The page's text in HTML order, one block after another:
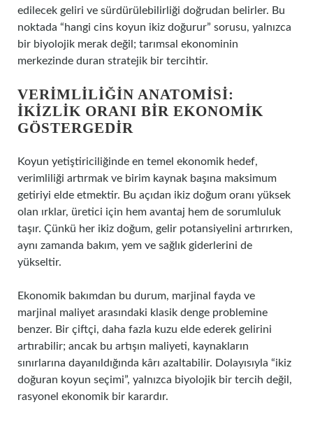
edilecek geliri ve sürdürülebilirliği doğrudan belirler. Bu
noktada “hangi cins koyun ikiz doğurur” sorusu, yalnızca
bir biyolojik merak değil; tarımsal ekonominin
merkezinde duran stratejik bir tercihtir.
VERIMLILIĞIN ANATOMISI:
İKIZLIK ORANI BIR EKONOMIK
GÖSTERGEDIR
Koyun yetiştiriciliğinde en temel ekonomik hedef,
verimliliği artırmak ve birim kaynak başına maksimum
getiriyi elde etmektir. Bu açıdan ikiz doğum oranı yüksek
olan ırklar, üretici için hem avantaj hem de sorumluluk
taşır. Çünkü her ikiz doğum, gelir potansiyelini artırırken,
aynı zamanda bakım, yem ve sağlık giderlerini de
yükseltir.
Ekonomik bakımdan bu durum, marjinal fayda ve
marjinal maliyet arasındaki klasik denge problemine
benzer. Bir çiftçi, daha fazla kuzu elde ederek gelirini
artırabilir; ancak bu artışın maliyeti, kaynakların
sınırlarına dayanıldığında kârı azaltabilir. Dolayısıyla “ikiz
doğuran koyun seçimi”, yalnızca biyolojik bir tercih değil,
rasyonel ekonomik bir karardır.